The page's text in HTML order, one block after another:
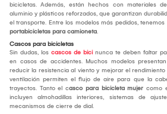
bicicletas. Además, están hechos con materiales
aluminio y plásticos reforzados, que garantizan
el transporte. Entre los modelos más pedidos, tenemos
portabicicletas para camioneta.
Cascos para bicicletas
Sin dudas, los cascos de bicinunca te deben faltar
en casos de accidentes. Muchos modelos
reducir la resistencia al viento y mejorar el
ventilación permiten el flujo de aire para que la
trayectos. Tanto el casco para bicicleta mujer como
incluyen almohadillas interiores, sistemas de
mecanismos de cierre de dial.